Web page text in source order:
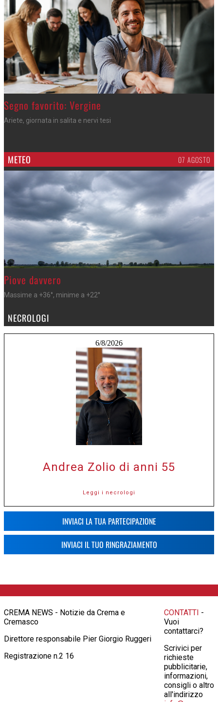
>
Segno favorito: Vergine
Ariete, giornata in salita e nervi tesi
METEO 07 AGOSTO
>
Piove davvero
Massime a +36°, minime a +22°
NECROLOGI
6/8/2026
Andrea Zolio di anni 55
Leggi i necrologi
INVIACI LA TUA PARTECIPAZIONE
INVIACI IL TUO RINGRAZIAMENTO
CREMA NEWS - Notizie da Crema e
Cremasco
Direttore responsabile Pier Giorgio Ruggeri
Registrazione n.2 16
CONTATTI -
Vuoi
contattarci?
Scrivici per
richieste
pubblicitarie,
informazioni,
consigli o altro
all'indirizzo